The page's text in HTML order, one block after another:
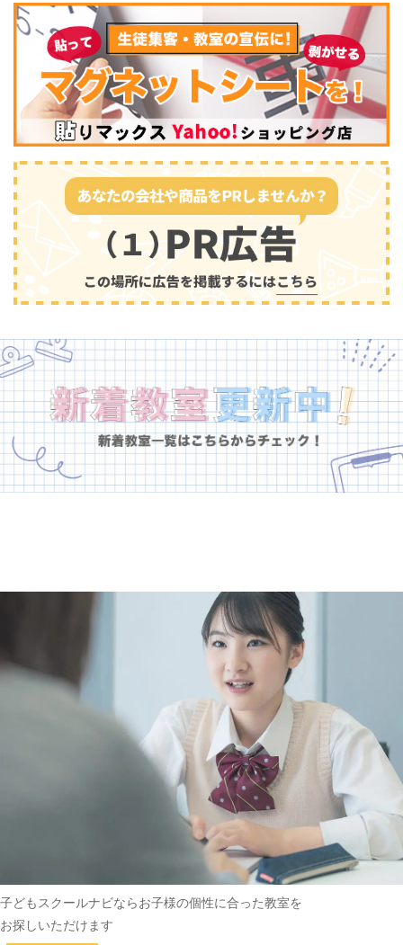
幼児教育(681)
子どもスクールナビならお子様の個性に合った教室を
お探しいただけます